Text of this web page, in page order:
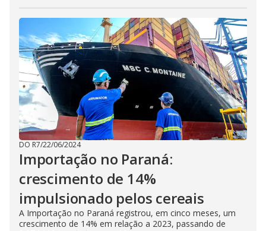
DO R7/22/06/2024
Importação no Paraná:
crescimento de 14%
impulsionado pelos cereais
A Importação no Paraná registrou, em cinco meses, um
crescimento de 14% em relação a 2023, passando de